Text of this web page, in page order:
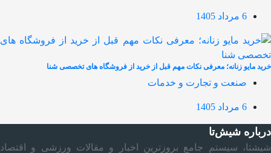
6 مرداد 1405
خرید مایو زنانه؛ معرفی نکات مهم قبل از خرید از فروشگاه های تخصصی شنا
صنعت و تجارت و خدمات
6 مرداد 1405
درباره شیش‌تا
شیشتا، سیستم جامع بروزترین اخبار و مقالات ورزشی و اقتصاد